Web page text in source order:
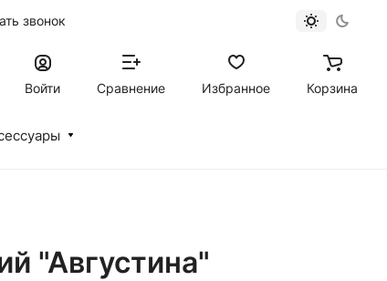
звонок
Войти Сравнение Избранное Корзина
"Августина"